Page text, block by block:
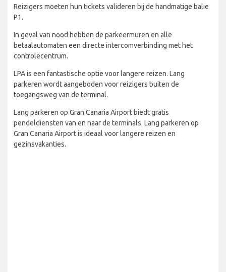
Reizigers moeten hun tickets valideren bij de handmatige balie
P1.
In geval van nood hebben de parkeermuren en alle
betaalautomaten een directe intercomverbinding met het
controlecentrum.
LPA is een fantastische optie voor langere reizen. Lang
parkeren wordt aangeboden voor reizigers buiten de
toegangsweg van de terminal.
Lang parkeren op Gran Canaria Airport biedt gratis
pendeldiensten van en naar de terminals. Lang parkeren op
Gran Canaria Airport is ideaal voor langere reizen en
gezinsvakanties.